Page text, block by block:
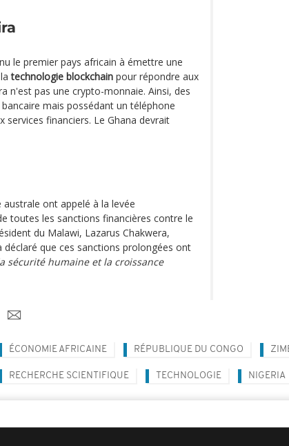
le premier pays africain à émettre une
latechnologie blockchain pour répondre aux
n'est pas une crypto-monnaie. Ainsi, des
mais possédant un téléphone
financiers. Le Ghana devrait
ont appelé à la levée
toutes les sanctions financières contre le
du Malawi, Lazarus Chakwera,
que ces sanctions prolongées ont
sécurité humaine et la croissance
ÉCONOMIE AFRICAINE RÉPUBLIQUE DU CONGO
RECHERCHE SCIENTIFIQUE TECHNOLOGIE NIGERIA